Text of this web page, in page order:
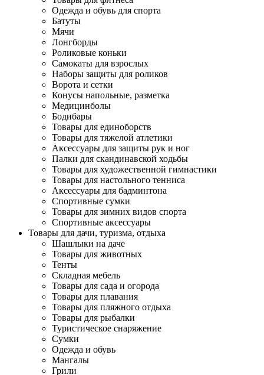
Одежда и обувь для спорта
Батуты
Мячи
Лонгборды
Роликовые коньки
Самокаты для взрослых
Наборы защиты для роликов
Ворота и сетки
Конусы напольные, разметка
Медицинболы
Бодибары
Товары для единоборств
Товары для тяжелой атлетики
Аксессуары для защиты рук и ног
Палки для скандинавской ходьбы
Товары для художественной гимнастики
Товары для настольного тенниса
Аксессуары для бадминтона
Спортивные сумки
Товары для зимних видов спорта
Спортивные аксессуары
Товары для дачи, туризма, отдыха
Шашлыки на даче
Товары для животных
Тенты
Складная мебель
Товары для сада и огорода
Товары для плавания
Товары для пляжного отдыха
Товары для рыбалки
Туристическое снаряжение
Сумки
Одежда и обувь
Мангалы
Грили